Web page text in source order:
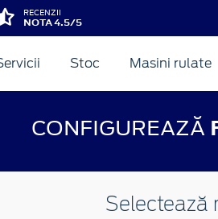
RECENZII
NOTA 4.5/5
Stoc Masini rulate
CONFIGUREAZĂ
Selectează